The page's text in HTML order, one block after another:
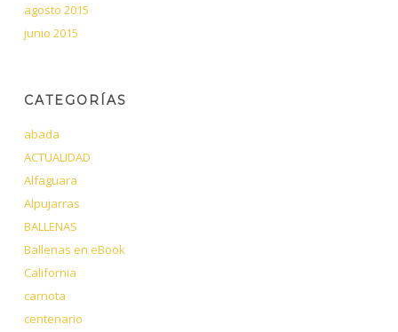
agosto 2015
junio 2015
CATEGORÍAS
abada
ACTUALIDAD
Alfaguara
Alpujarras
BALLENAS
Ballenas en eBook
California
carnota
centenario